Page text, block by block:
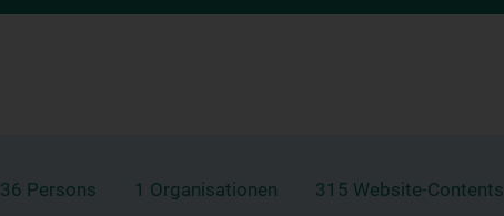
36 Persons 1 Organisationen 315 Website-Contents